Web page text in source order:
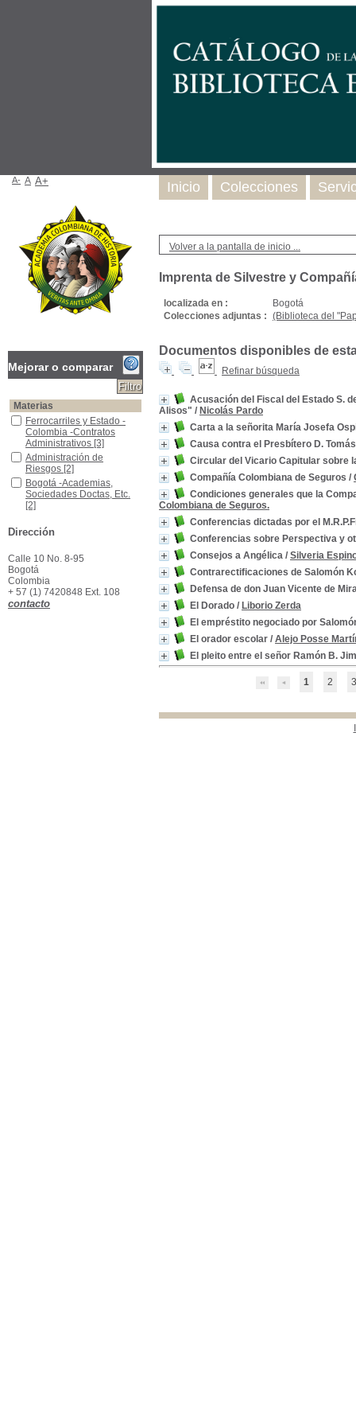
Volver a la pantalla de inicio ...
Imprenta de Silvestre y
localizada en :
Bogotá
Colecciones adjuntas : (Biblioteca del
Documentos disponibles de
Refinar búsqueda
Acusación del Fiscal del Estado S.
Alisos" / Nicolás Pardo
Carta a la señorita María Josefa
Causa contra el Presbítero D.
Circular del Vicario Capitular sobre
Compañía Colombiana de Seguros /
Condiciones generales que la
Colombiana de Seguros.
Conferencias dictadas por el
Conferencias sobre Perspectiva y
Consejos a Angélica / Silveria
Contrarectificaciones de Salomón
Defensa de don Juan Vicente de
El Dorado / Liborio Zerda
El empréstito negociado por
El orador escolar / Alejo Posse
El pleito entre el señor Ramón B.
1 2 3
Inicio Colecciones
A- A A+
Mejorar o comparar
Materias
Ferrocarriles y Estado -Colombia -Contratos Administrativos
Ferrocarriles y Estado -
Colombia -Contratos
Administrativos [3]
Administración de Riesgos
Administración de
Riesgos [2]
Bogotá -Academias, Sociedades Doctas, Etc.
Bogotá -Academias,
Sociedades Doctas, Etc.
[2]
[2]
Propiedad[2]
Derecho Sucesorio
Derecho Sucesorio
Empréstitos -Colombia
Empréstitos -Colombia
Ferrocarril de Panamá
Ferrocarril de Panamá
Dirección
Calle 10 No. 8-95
Bogotá
Colombia
+ 57 (1) 7420848 Ext. 108
contacto